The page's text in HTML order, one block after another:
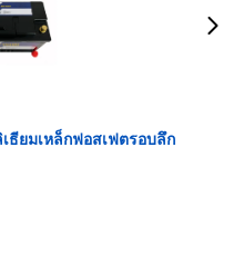
ธียมเหล็กฟอสเฟตรอบลึก